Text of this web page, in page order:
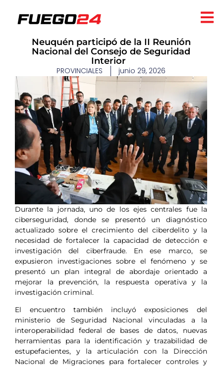
​Neuquén participó de la II Reunión
Nacional del Consejo de Seguridad
Interior ​
PROVINCIALES junio 29, 2026
Durante la jornada, uno de los ejes centrales fue la
ciberseguridad, donde se presentó un diagnóstico
actualizado sobre el crecimiento del ciberdelito y la
necesidad de fortalecer la capacidad de detección e
investigación del ciberfraude. En ese marco, se
expusieron investigaciones sobre el fenómeno y se
presentó un plan integral de abordaje orientado a
mejorar la prevención, la respuesta operativa y la
investigación criminal.
El encuentro también incluyó exposiciones del
ministerio de Seguridad Nacional vinculadas a la
interoperabilidad federal de bases de datos, nuevas
herramientas para la identificación y trazabilidad de
estupefacientes, y la articulación con la Dirección
Nacional de Migraciones para fortalecer controles y